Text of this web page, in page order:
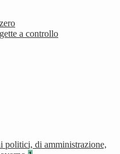
a controllo
politici, di amministrazione,